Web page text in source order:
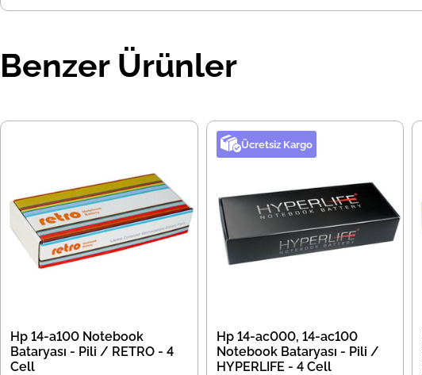
Benzer Ürünler
Hp 14-a100 Notebook
Bataryası - Pili / RETRO - 4
Cell
Ücretsiz Kargo
Hp 14-ac000, 14-ac100
Notebook Bataryası - Pili /
HYPERLIFE - 4 Cell